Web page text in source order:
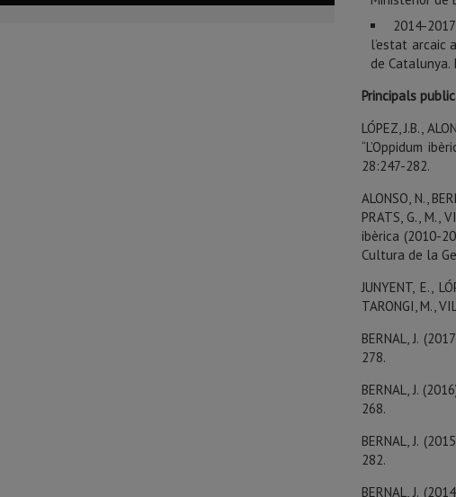
2014-
l’estat arcaic
de Catalunya.
Principals
LÓPEZ, J.B.,
“L’Oppidum
28:247-282.
ALONSO, N.,
PRATS, G., M.,
ibèrica (2010-
Cultura de la
JUNYENT, E.,
TARONGI, M.,
BERNAL, J.
278.
BERNAL, J.
268.
BERNAL, J.
282.
BERNAL, J.